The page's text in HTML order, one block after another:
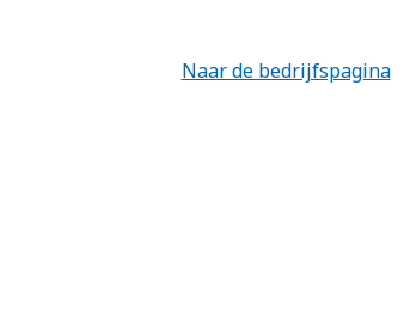
Naar de bedrijfspagina